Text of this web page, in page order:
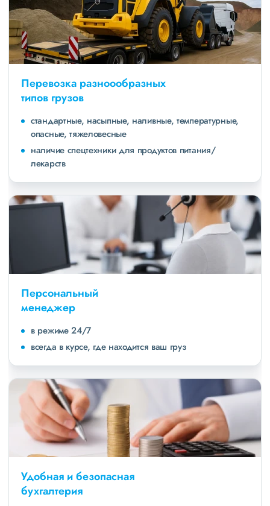
Перевозка разноообразных
типов грузов
стандартные, насыпные, наливные, температурные,
опасные, тяжеловесные
наличие спецтехники для продуктов питания/
лекарств
Персональный
менеджер
в режиме 24/7
всегда в курсе, где находится ваш груз
Удобная и безопасная
бухгалтерия